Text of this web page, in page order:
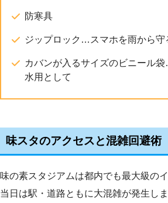
防寒具
ジップロック…スマホを雨から守
カバンが入るサイズのビニール
水用として
味スタのアクセスと混雑回避術
味の素スタジアムは都内でも最大級の
当日は駅・道路ともに大混雑が発生しま